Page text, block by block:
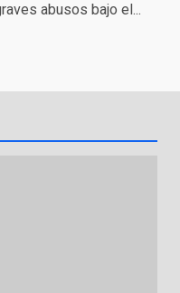
abusos bajo el...